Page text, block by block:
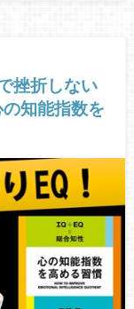
挫折しない
知能指数を